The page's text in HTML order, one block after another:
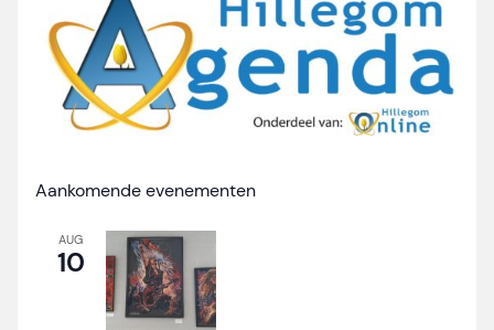
Aankomende evenementen
AUG
10